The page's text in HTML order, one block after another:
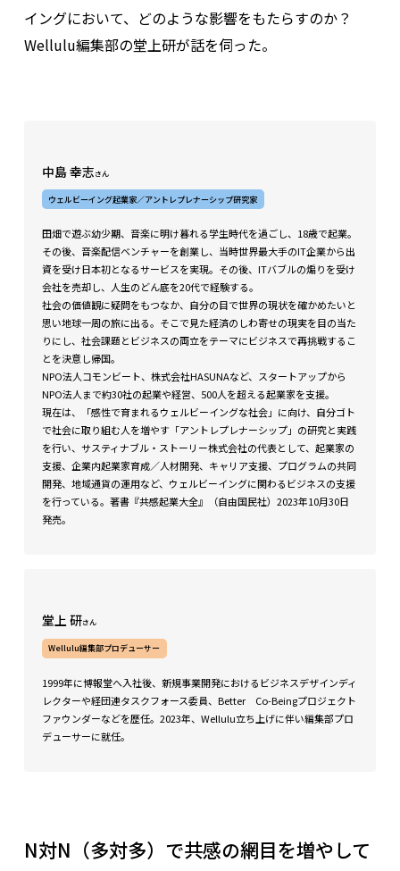
イングにおいて、どのような影響をもたらすのか？ ​​
Wellulu編集部の堂上研が話を伺った。
中島 幸志さん
ウェルビーイング起業家／アントレプレナーシップ研究家
田畑で遊ぶ幼少期、音楽に明け暮れる学生時代を過ごし、18歳で起業。
その後、音楽配信ベンチャーを創業し、当時世界最大手のIT企業から出
資を受け日本初となるサービスを実現。その後、ITバブルの煽りを受け
会社を売却し、人生のどん底を20代で経験する。
社会の価値観に疑問をもつなか、自分の目で世界の現状を確かめたいと
思い地球一周の旅に出る。そこで見た経済のしわ寄せの現実を目の当た
りにし、社会課題とビジネスの両立をテーマにビジネスで再挑戦するこ
とを決意し帰国。
NPO法人コモンビート、株式会社HASUNAなど、スタートアップから
NPO法人まで約30社の起業や経営、500人を超える起業家を支援。
現在は、「感性で育まれるウェルビーイングな社会」に向け、自分ゴト
で社会に取り組む人を増やす「アントレプレナーシップ」の研究と実践
を行い、サスティナブル・ストーリー株式会社の代表として、起業家の
支援、企業内起業家育成／人材開発、キャリア支援、プログラムの共同
開発、地域通貨の運用など、ウェルビーイングに関わるビジネスの支援
を行っている。著書『共感起業大全』（自由国民社）2023年10月30日
発売。
堂上 研さん
Wellulu編集部プロデューサー
1999年に博報堂へ入社後、新規事業開発におけるビジネスデザインディ
レクターや経団連タスクフォース委員、Better Co-Beingプロジェクト
ファウンダーなどを歴任。2023年、Wellulu立ち上げに伴い編集部プロ
デューサーに就任。
N対N（多対多）で共感の網目を増やして